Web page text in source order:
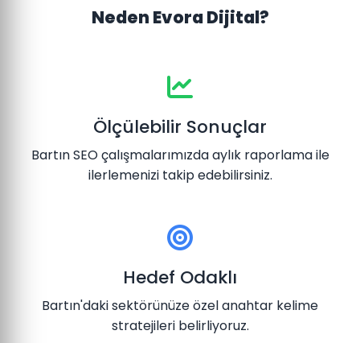
Neden Evora Dijital?
Ölçülebilir Sonuçlar
Bartın SEO çalışmalarımızda aylık raporlama ile
ilerlemenizi takip edebilirsiniz.
Hedef Odaklı
Bartın'daki sektörünüze özel anahtar kelime
stratejileri belirliyoruz.